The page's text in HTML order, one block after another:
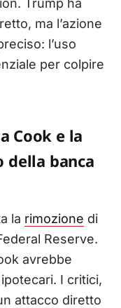
Trump ha
ma l’azione
l’uso
per colpire
Cook e la
banca
la rimozione di
Reserve.
avrebbe
I critici,
attacco diretto